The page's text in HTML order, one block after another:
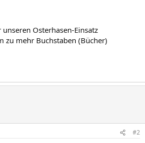
Osterhasen-Einsatz
zu mehr Buchstaben (Bücher)
#2